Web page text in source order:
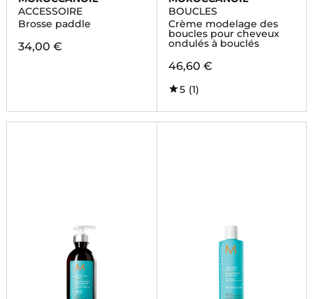
ACCESSOIRE
Brosse paddle
34,00 €
BOUCLES
Crème modelage des
boucles pour cheveux
ondulés à bouclés
46,60 €
5 (1)